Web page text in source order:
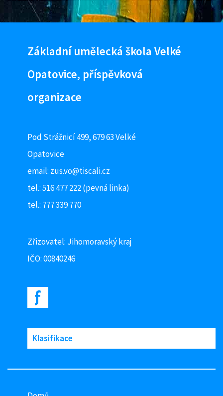
Základní umělecká škola Velké
Opatovice, příspěvková
organizace
Pod Strážnicí 499, 679 63 Velké
Opatovice
email: zus.vo@tiscali.cz
tel.: 516 477 222 (pevná linka)
tel.: 777 339 770
Zřizovatel: Jihomoravský kraj
IČO: 00840246
Klasifikace